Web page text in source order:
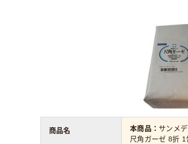
商品名 本商品： サンメ
尺角ガーゼ 8折 1